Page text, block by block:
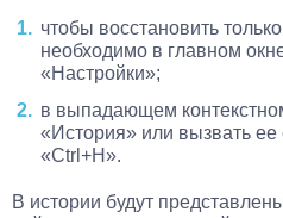
чтобы восстановить
необходимо в главном
«Настройки»;
в выпадающем
«История» или вызвать ее
«Ctrl+H».
В истории будут